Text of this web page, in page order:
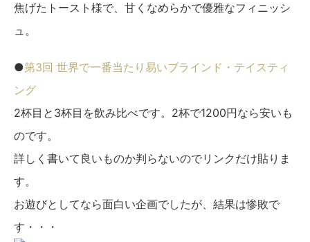
焦げたトースト様で、甘くなめらかで優雅なフィニッシ
ュ。
●第3回 世界で一番当たり易いブラインド・テイスティ
ング
2杯目と3杯目を飲み比べです。2杯で1200円なら安いも
のです。
詳しく書いて良いものか判らないのでリンクだけ貼りま
す。
お遊びとしてなら面白い企画でしたが、結果は惨敗で
す・・・